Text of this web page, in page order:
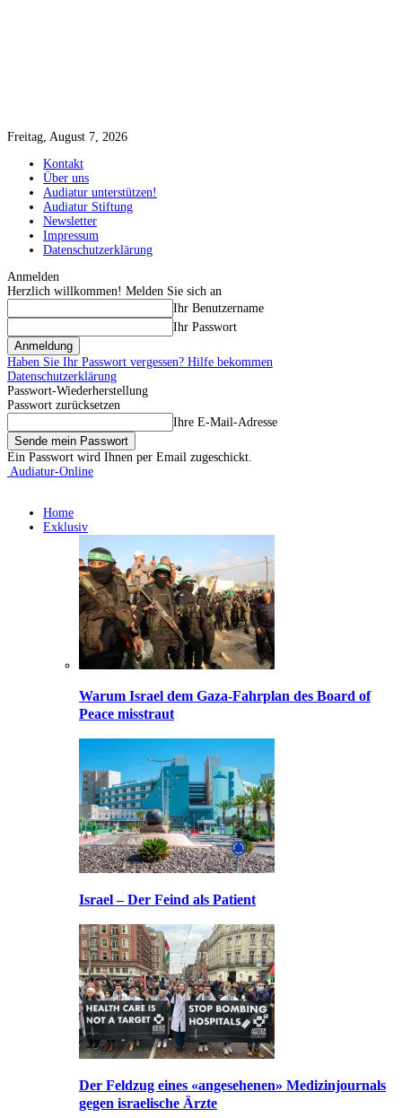
Freitag, August 7, 2026
Kontakt
Über uns
Audiatur unterstützen!
Audiatur Stiftung
Newsletter
Impressum
Datenschutzerklärung
Anmelden
Herzlich willkommen! Melden Sie sich an
Ihr Benutzername
Ihr Passwort
Haben Sie Ihr Passwort vergessen? Hilfe bekommen
Datenschutzerklärung
Passwort-Wiederherstellung
Passwort zurücksetzen
Ihre E-Mail-Adresse
Ein Passwort wird Ihnen per Email zugeschickt.
Audiatur-Online
Home
Exklusiv
Warum Israel dem Gaza-Fahrplan des Board of
Peace misstraut
Israel – Der Feind als Patient
Der Feldzug eines «angesehenen» Medizinjournals
gegen israelische Ärzte